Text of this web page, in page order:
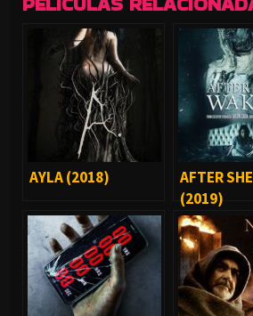
AYLA (2018)
AFTER
(2019)